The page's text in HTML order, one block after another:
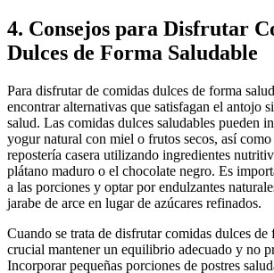
4. Consejos para Disfrutar
Dulces de Forma Saludable
Para disfrutar de comidas dulces de forma
encontrar alternativas que satisfagan el antojo
salud. Las comidas dulces saludables pueden
yogur natural con miel o frutos secos, así
repostería casera utilizando ingredientes
plátano maduro o el chocolate negro. Es
a las porciones y optar por endulzantes
jarabe de arce en lugar de azúcares refinados.
Cuando se trata de disfrutar comidas dulces de
crucial mantener un equilibrio adecuado y no
Incorporar pequeñas porciones de postres